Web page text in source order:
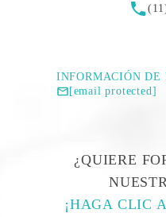
INFORMACIÓN DE
[email protected]
¿QUIERE
¡HAGA CLIC